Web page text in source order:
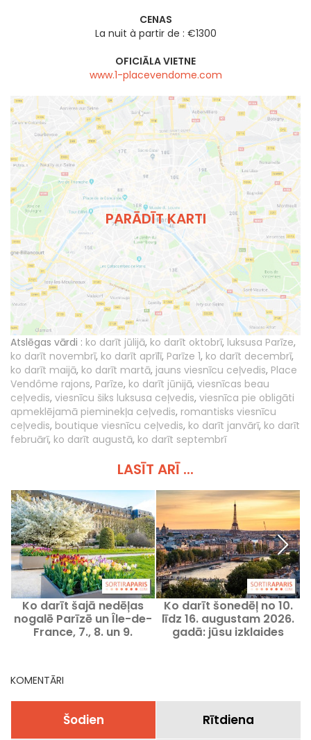
CENAS
La nuit à partir de : €1300
OFICIĀLA VIETNE
www.1-placevendome.com
PARĀDĪT KARTI
Atslēgas vārdi : ko darīt jūlijā, ko darīt oktobrī, luksusa Parīze,
ko darīt novembrī, ko darīt aprīlī, Parīze 1, ko darīt decembrī,
ko darīt maijā, ko darīt martā, jauns viesnīcu ceļvedis, Place
Vendôme rajons, Parīze, ko darīt jūnijā, viesnīcas beau
ceļvedis, viesnīcu šiks luksusa ceļvedis, viesnīca pie obligāti
apmeklējamā pieminekļa ceļvedis, romantisks viesnīcu
ceļvedis, boutique viesnīcu ceļvedis, ko darīt janvārī, ko darīt
februārī, ko darīt augustā, ko darīt septembrī
LASĪT ARĪ ...
Ko darīt šajā nedēļas
nogalē Parīzē un Île-de-
France, 7., 8. un 9.
Ko darīt šonedēļ no 10.
līdz 16. augustam 2026.
gadā: jūsu izklaides
KOMENTĀRI
Šodien Rītdiena